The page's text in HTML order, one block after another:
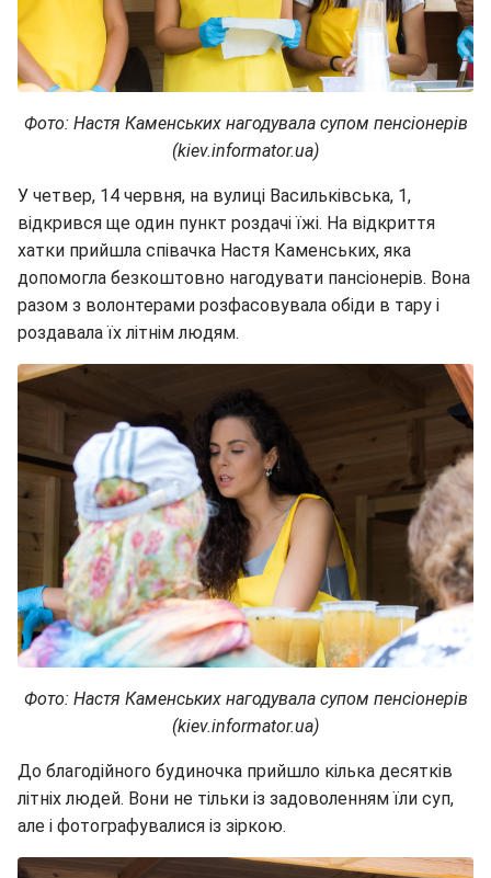
Фото: Настя Каменських нагодувала супом пенсіонерів
(kiev.informator.ua)
У четвер, 14 червня, на вулиці Васильківська, 1,
відкрився ще один пункт роздачі їжі. На відкриття
хатки прийшла співачка Настя Каменських, яка
допомогла безкоштовно нагодувати пансіонерів. Вона
разом з волонтерами розфасовувала обіди в тару і
роздавала їх літнім людям.
Фото: Настя Каменських нагодувала супом пенсіонерів
(kiev.informator.ua)
До благодійного будиночка прийшло кілька десятків
літніх людей. Вони не тільки із задоволенням їли суп,
але і фотографувалися із зіркою.